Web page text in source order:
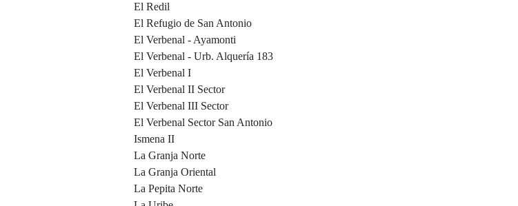
El Redil
El Refugio de San Antonio
El Verbenal - Ayamonti
El Verbenal - Urb. Alquería 183
El Verbenal I
El Verbenal II Sector
El Verbenal III Sector
El Verbenal Sector San Antonio
Ismena II
La Granja Norte
La Granja Oriental
La Pepita Norte